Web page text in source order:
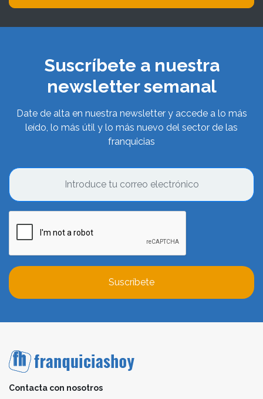
Suscríbete a nuestra
newsletter semanal
Date de alta en nuestra newsletter y accede a lo más
leído, lo más útil y lo más nuevo del sector de las
franquicias
Suscríbete
Contacta con nosotros